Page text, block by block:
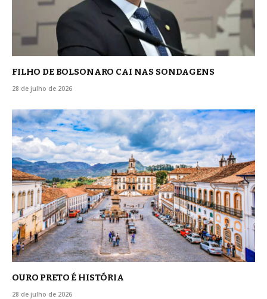
FILHO DE BOLSONARO CAI NAS SONDAGENS
28 de julho de 2026
OURO PRETO É HISTÓRIA
28 de julho de 2026